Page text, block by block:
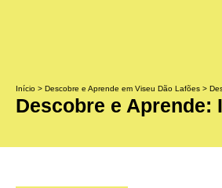
Início > Descobre e Aprende em Viseu Dão Lafões >
Descobre e Aprende: